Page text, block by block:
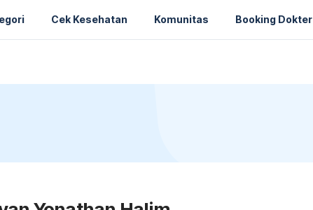
Cek Kesehatan Komunitas Booking Dokter